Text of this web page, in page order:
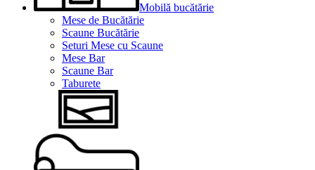
Mobilă bucătărie
Mese de Bucătărie
Scaune Bucătărie
Seturi Mese cu Scaune
Mese Bar
Scaune Bar
Taburete